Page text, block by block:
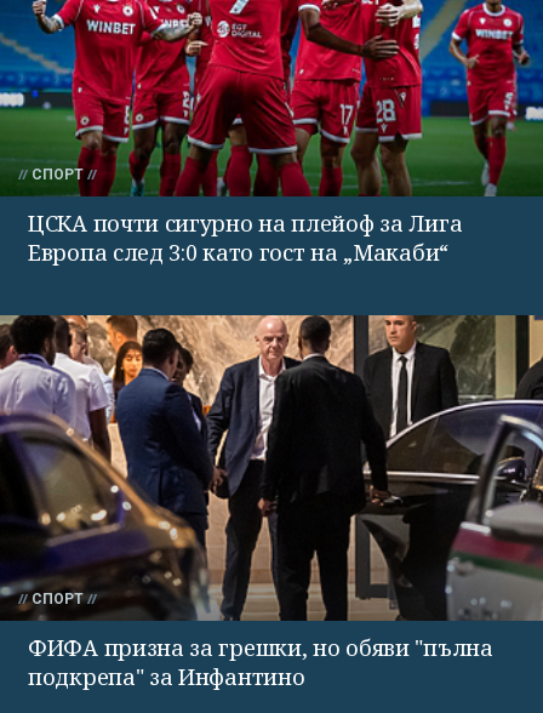
СПОРТ
ЦСКА почти сигурно на плейоф за Лига
Европа след 3:0 като гост на „Макаби“
СПОРТ
ФИФА призна за грешки, но обяви "пълна
подкрепа" за Инфантино